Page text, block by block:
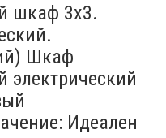
шкаф 3х3.
Шкаф
электрический
Идеален